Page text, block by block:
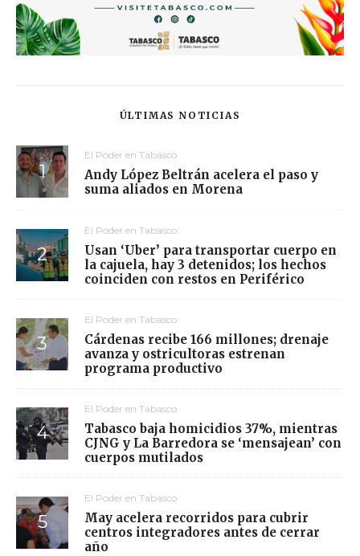
ÚLTIMAS NOTICIAS
El Poder en Tabasco
Andy López Beltrán acelera el paso y
suma aliados en Morena
El Poder en Tabasco
Usan ‘Uber’ para transportar cuerpo en
la cajuela, hay 3 detenidos; los hechos
coinciden con restos en Periférico
El Poder en Tabasco
Cárdenas recibe 166 millones; drenaje
avanza y ostricultoras estrenan
programa productivo
El Poder en Tabasco
Tabasco baja homicidios 37%, mientras
CJNG y La Barredora se ‘mensajean’ con
cuerpos mutilados
El Poder en Tabasco
May acelera recorridos para cubrir
centros integradores antes de cerrar
año